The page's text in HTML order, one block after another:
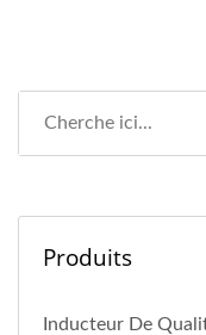
Produits
Inducteur De